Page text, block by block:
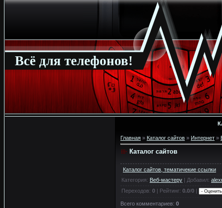
Всё для телефонов!
Главная » Каталог сайтов » Интернет »
Каталог сайтов
Каталог сайтов, тематичекие ссылки
Категория: Веб-мастеру | Добавил:
Переходов: 0 | Рейтинг: 0.0/0 |
Всего комментариев: 0